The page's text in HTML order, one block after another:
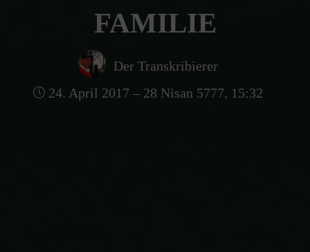
FAMILIE
Der Transkribierer
24. April 2017 – 28 Nisan 5777, 15:32